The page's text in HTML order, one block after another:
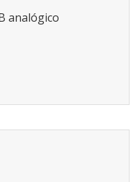
analógico